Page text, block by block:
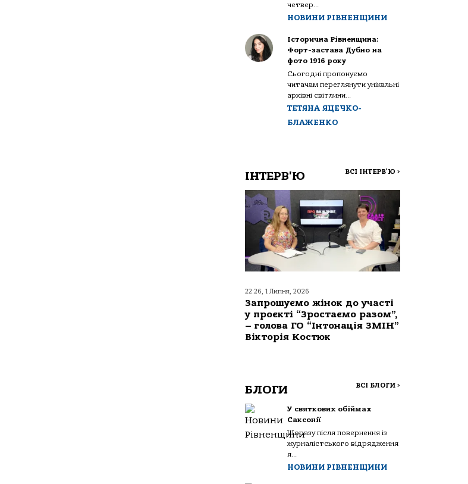
четвер...
НОВИНИ РІВНЕНЩИНИ
Історична Рівненщина:
Форт-застава Дубно на
фото 1916 року
Сьогодні пропонуємо
читачам переглянути унікальні
архівні світлини...
ТЕТЯНА ЯЦЕЧКО-
БЛАЖЕНКО
ІНТЕРВ'Ю ВСІ ІНТЕРВ'Ю >
22:26, 1 Липня, 2026
Запрошуємо жінок до участі
у проєкті “Зростаємо разом”,
– голова ГО “Інтонація ЗМІН”
Вікторія Костюк
БЛОГИ ВСІ БЛОГИ >
У святкових обіймах
Саксонії
Щоразу після повернення із
журналістського відрядження
я...
НОВИНИ РІВНЕНЩИНИ